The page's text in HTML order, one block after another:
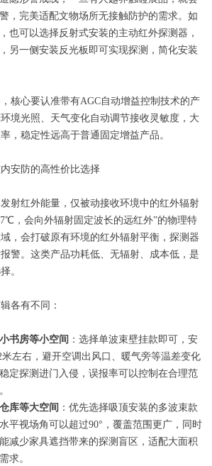
，完美适配文物场所无接触防护的需求。如
也可以选择反射式安装的主动红外探测器，
另一侧安装反光板即可实现探测，简化安装
核心要认准带有AGC自动增益控制技术的产
境光照、天气变化自动调节接收灵敏度，大
，稳定性远高于普通固定增益产品。
安防的高性价比选择
射红外能量，仅被动接收环境中的红外辐射
，会向外辐射固定波长的远红外”的物理特
，会打破原有环境的红外辐射平衡，探测器
警。这类产品功耗低、无辐射、成本低，是
。
各有不同：
书房等小空间 ：选择单波束壁挂款即可，安
左右，避开空调出风口、暖气旁等温差变化
定探测进门入侵，误报率可以控制在合理范
库等大空间 ：优先选择吸顶安装的多波束款
平视场角可以超过90°，覆盖范围更广，同时
减少家具遮挡带来的探测盲区，适配大面积
求。